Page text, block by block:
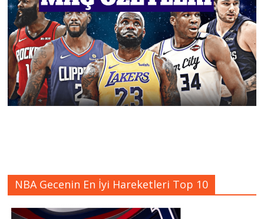
NBA Gecenin En İyi Hareketleri Top 10